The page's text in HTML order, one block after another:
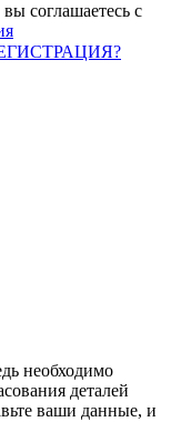
соглашаетесь с
необходимо
деталей
ваши данные, и